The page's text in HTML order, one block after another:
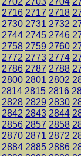
2716 2717 2718
2730 2731 2732
2744 2745 2746
2758 2759 2760
2772 2773 2774
2786 2787 2788
2800 2801 2802
2814 2815 2816
2828 2829 2830
2842 2843 2844
2856 2857 2858
2870 2871 2872
2884 2885 2886